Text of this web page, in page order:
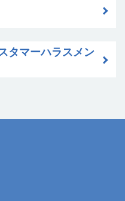
タマーハラスメン